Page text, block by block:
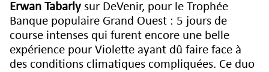
Erwan Tabarly sur DeVenir, pour le Trophée
Banque populaire Grand Ouest : 5 jours de
course intenses qui furent encore une belle
expérience pour Violette ayant dû faire face à
des conditions climatiques compliquées. Ce duo